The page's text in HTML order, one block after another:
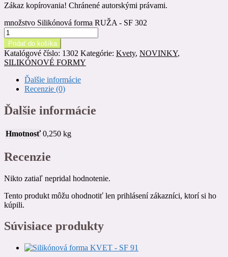
Zákaz kopírovania! Chránené autorskými právami.
množstvo Silikónová forma RUŽA - SF 302
Pridať do košíka
Katalógové číslo: 1302 Kategórie: Kvety, NOVINKY,
SILIKÓNOVÉ FORMY
Ďalšie informácie
Recenzie (0)
Ďalšie informácie
Hmotnosť 0,250 kg
Recenzie
Nikto zatiaľ nepridal hodnotenie.
Tento produkt môžu ohodnotiť len prihlásení zákazníci, ktorí si ho
kúpili.
Súvisiace produkty